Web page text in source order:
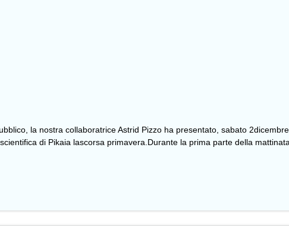
la nostra collaboratrice Astrid Pizzo ha presentato, sabato
di Pikaia lascorsa primavera.Durante la prima parte della